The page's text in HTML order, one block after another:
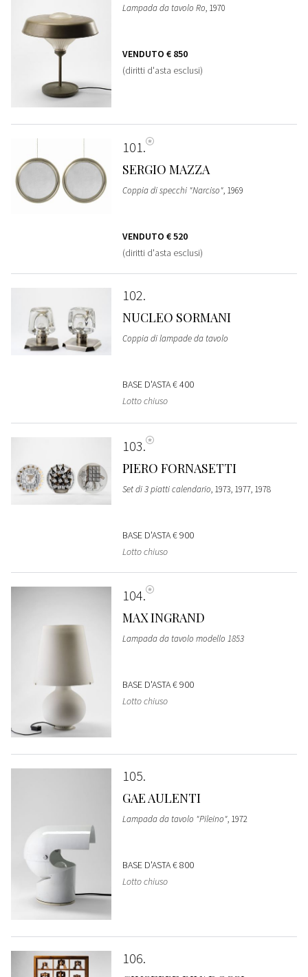
Lampada da tavolo Ro, 1970
VENDUTO € 850
(diritti d'asta esclusi)
101
SERGIO MAZZA
Coppia di specchi "Narciso", 1969
VENDUTO € 520
(diritti d'asta esclusi)
102
NUCLEO SORMANI
Coppia di lampade da tavolo
BASE D'ASTA€ 400
Lotto chiuso
103
PIERO FORNASETTI
Set di 3 piatti calendario, 1973, 1977, 1978
BASE D'ASTA€ 900
Lotto chiuso
104
MAX INGRAND
Lampada da tavolo modello 1853
BASE D'ASTA€ 900
Lotto chiuso
105
GAE AULENTI
Lampada da tavolo "Pileino", 1972
BASE D'ASTA€ 800
Lotto chiuso
106